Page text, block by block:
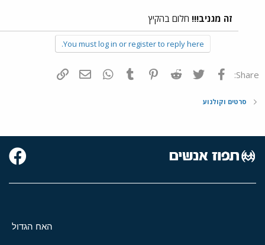
זה מגניב!!! חלום בהקיץ
You must log in or register to reply here.
Share: פייסבוק Twitter
Reddit
Pinterest
Tumblr
WhatsAppדואר אלקטרוני
סרטים וקולנוע
האח הגדול